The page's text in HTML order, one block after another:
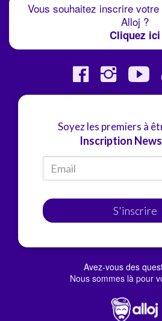
Vous souhaitez inscrire
Alloj ?
Cliquez ici
Soyez les premiers à
Inscription
S'inscrire
Avez-vous des
Nous sommes là pour